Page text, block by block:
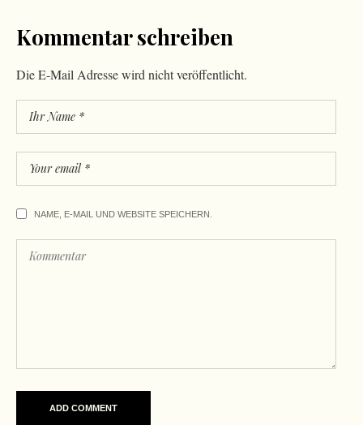
Kommentar schreiben
Die E-Mail Adresse wird nicht veröffentlicht.
NAME, E-MAIL UND WEBSITE SPEICHERN.